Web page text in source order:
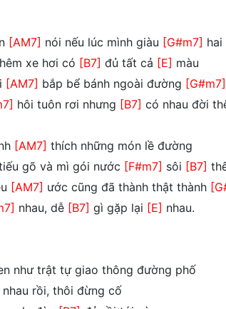
[AM7] nói nếu lúc mình giàu [G#m7] hai
xe hơi có [B7] đủ tất cả [E] màu
[AM7] bắp bể bánh ngoài đường [G#m7]
hôi tuôn rơi nhưng [B7] có nhau đời
[AM7] thích những món lề đường
gõ và mì gói nước [F#m7] sôi [B7]
[AM7] ước cũng đã thành thật thành
nhau, dễ [B7] gì gặp lại [E] nhau.
như trật tự giao thông đường phố
nhau rồi, thôi đừng cố